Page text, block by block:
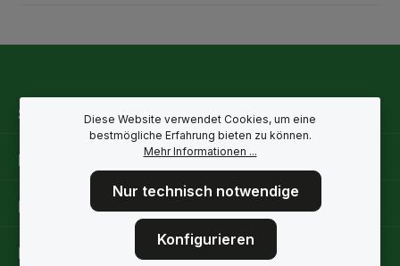
Service-Hotline
Rechtliche Hinweise
Informationen
Folge uns
Diese Website verwendet Cookies, um eine
bestmögliche Erfahrung bieten zu können.
Mehr Informationen ...
Nur technisch notwendige
Konfigurieren